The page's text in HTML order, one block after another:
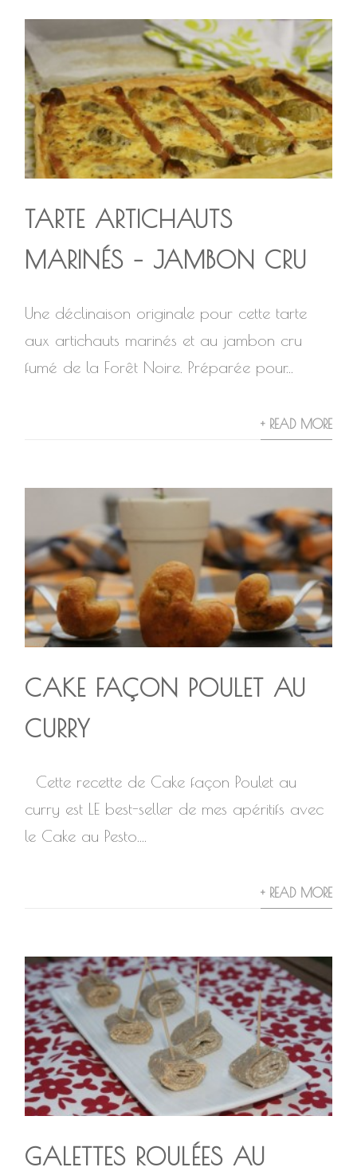
TARTE ARTICHAUTS
MARINÉS – JAMBON CRU
Une déclinaison originale pour cette tarte
aux artichauts marinés et au jambon cru
fumé de la Forêt Noire. Préparée pour...
+ READ MORE
CAKE FAÇON POULET AU
CURRY
Cette recette de Cake façon Poulet au
curry est LE best-seller de mes apéritifs avec
le Cake au Pesto....
+ READ MORE
GALETTES ROULÉES AU